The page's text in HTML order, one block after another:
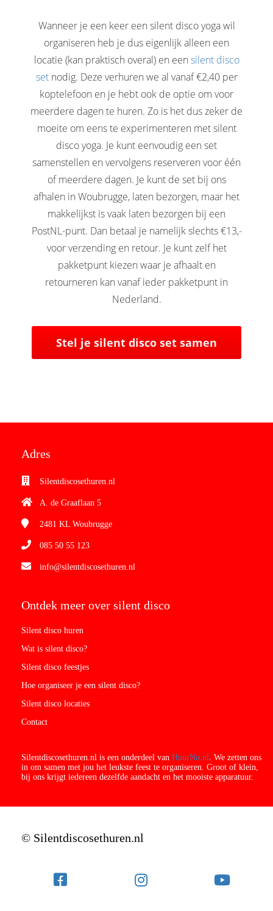
Wanneer je een keer een silent disco yoga wil
organiseren heb je dus eigenlijk alleen een
locatie (kan praktisch overal) en een silent disco
setnodig. Deze verhuren we al vanaf €2,40 per
koptelefoon en je hebt ook de optie om voor
meerdere dagen te huren. Zo is het dus zeker de
moeite om eens te experimenteren met silent
disco yoga. Je kunt eenvoudig een set
samenstellen en vervolgens reserveren voor één
of meerdere dagen. Je kunt de set bij ons
afhalen in Woubrugge, laten bezorgen, maar het
makkelijkst is vaak laten bezorgen bij een
PostNL-punt. Dan betaal je namelijk slechts €13,-
voor verzending en retour. Je kunt zelf het
pakketpunt kiezen waar je afhaalt en
retourneren kan vanaf ieder pakketpunt in
Nederland.
Stel je silent disco set samen
Adres
Silentdiscosethuren.nl
A. de Graaflaan 5
2481 KL Woubrugge
085 50 55 123
info@silentdiscosethuren.nl
Ontdek meer over silent disco
Silent disco huren
Wat is silent disco?
Silent disco feestjes
Hoe organiseer je een silent disco?
Silent disco locaties
Contact
Silentdiscosethuren.nl is een onderdeel van HuurNu.nl . We zetten ons
in om samen met jou het leukste feest te organiseren. Groot of klein,
bij ons krijgt iedereen dezelfde aandacht en het mooiste apparatuur.
© Silentdiscosethuren.nl